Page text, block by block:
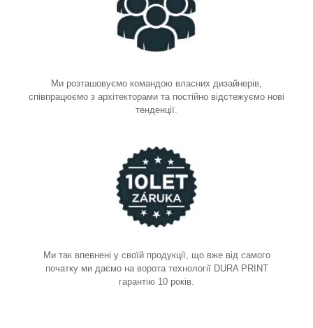
Ми розташовуємо командою власних дизайнерів,
співпрацюємо з архітекторами та постійно відстежуємо нові
тенденції.
Ми так впевнені у своїй продукції, що вже від самого
початку ми даємо на ворота технології DURA PRINT
гарантію 10 років.